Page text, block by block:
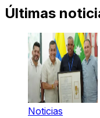
Últimas
Noticias